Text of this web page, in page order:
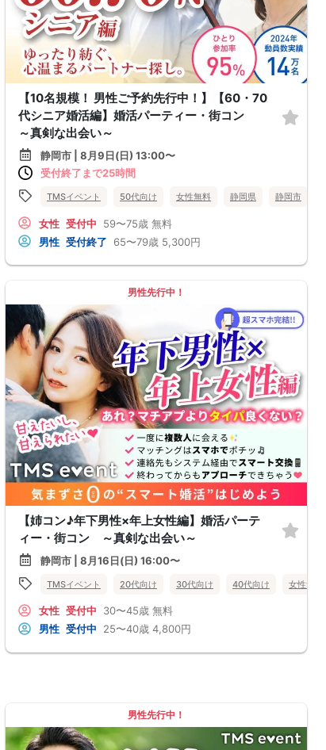
静岡県 静岡市
【10名規模！ 男性ご予約先行中！】【60・70
代シニア婚活編】婚活パーティー・街コン
～真剣な出会い～
静岡市 | 8月9日(日) 13:00〜
受付終了まで25時間
TMSイベント 50代向け 女性無料 静岡県 静岡市
女性 受付中 59〜75歳 無料
男性 受付終了 65〜79歳 5,300円
静岡市
男性先行中！
【姉コン♪年下男性×年上女性編】婚活パーテ
ィー・街コン ～真剣な出会い～
静岡市 | 8月16日(日) 16:00〜
TMSイベント 20代向け 30代向け 40代向け 女性無料
女性 受付中 30〜45歳 無料
男性 受付中 25〜40歳 4,800円
男性先行中！